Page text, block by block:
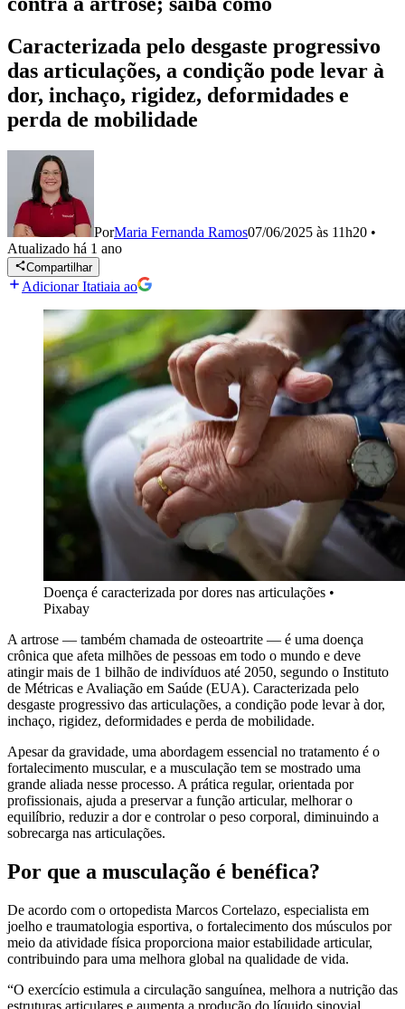
Caracterizada pelo desgaste progressivo
das articulações, a condição pode levar à
dor, inchaço, rigidez, deformidades e
perda de mobilidade
PorMaria Fernanda Ramos07/06/2025 às 11h20 •
Atualizado há 1 ano
Compartilhar
Adicionar Itatiaia ao
Doença é caracterizada por dores nas articulações •
Pixabay
A artrose — também chamada de osteoartrite — é uma doença
crônica que afeta milhões de pessoas em todo o mundo e deve
atingir mais de 1 bilhão de indivíduos até 2050, segundo o Instituto
de Métricas e Avaliação em Saúde (EUA). Caracterizada pelo
desgaste progressivo das articulações, a condição pode levar à dor,
inchaço, rigidez, deformidades e perda de mobilidade.
Apesar da gravidade, uma abordagem essencial no tratamento é o
fortalecimento muscular, e a musculação tem se mostrado uma
grande aliada nesse processo. A prática regular, orientada por
profissionais, ajuda a preservar a função articular, melhorar o
equilíbrio, reduzir a dor e controlar o peso corporal, diminuindo a
sobrecarga nas articulações.
Por que a musculação é benéfica?
De acordo com o ortopedista Marcos Cortelazo, especialista em
joelho e traumatologia esportiva, o fortalecimento dos músculos por
meio da atividade física proporciona maior estabilidade articular,
contribuindo para uma melhora global na qualidade de vida.
“O exercício estimula a circulação sanguínea, melhora a nutrição das